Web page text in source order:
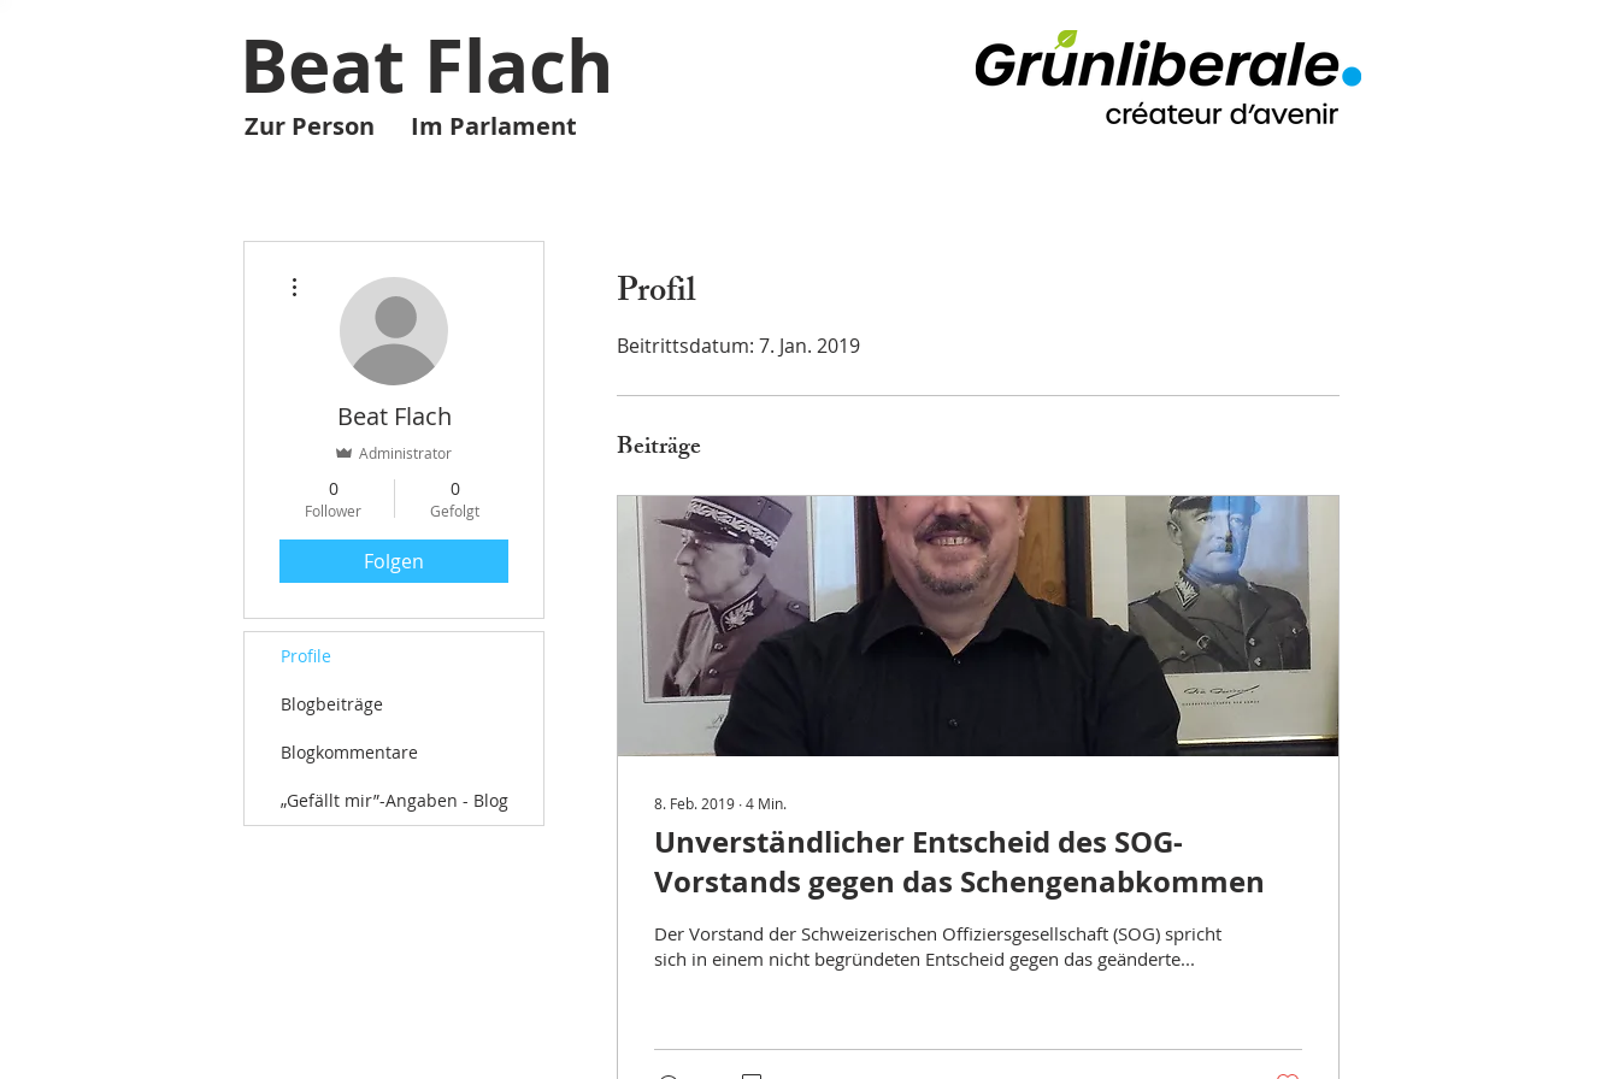
Beat Flach
Zur Person Im Parlament
Profil
Beitrittsdatum: 7. Jan. 2019
Beiträge
8. Feb. 2019 ∙4 Min.
Unverständlicher Entscheid des SOG-
Vorstands gegen das Schengenabkommen
Der Vorstand der Schweizerischen Offiziersgesellschaft (SOG) spricht
sich in einem nicht begründeten Entscheid gegen das geänderte...
Beat Flach
Administrator
0
Follower
0
Gefolgt
Folgen
Profile
Blogbeiträge
Blogkommentare
„Gefällt mir”-Angaben - Blog